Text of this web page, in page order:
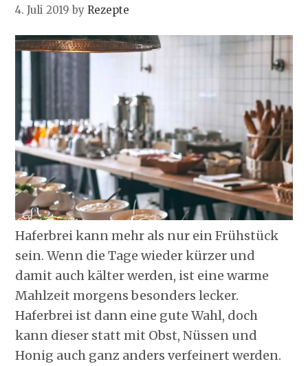
4. Juli 2019 byRezepte
Haferbrei kann mehr als nur ein Frühstück
sein. Wenn die Tage wieder kürzer und
damit auch kälter werden, ist eine warme
Mahlzeit morgens besonders lecker.
Haferbrei ist dann eine gute Wahl, doch
kann dieser statt mit Obst, Nüssen und
Honig auch ganz anders verfeinert werden.